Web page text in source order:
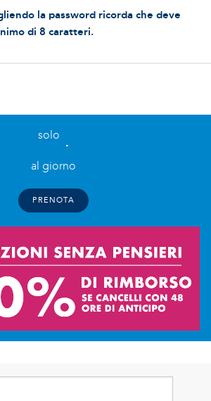
la password ricorda che deve
di 8 caratteri.
solo
.
al giorno
PRENOTA